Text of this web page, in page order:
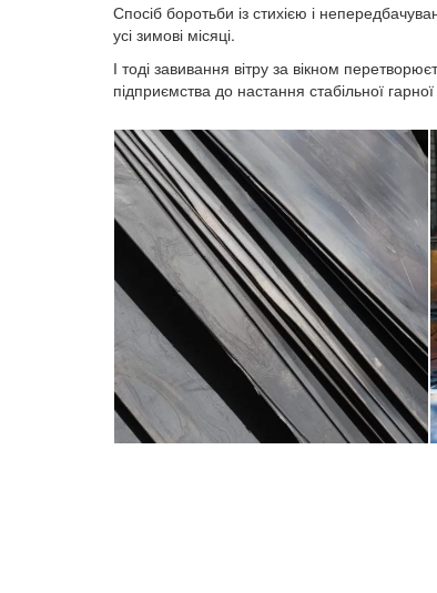
Спосіб боротьби із стихією і
усі зимові місяці.
І тоді завивання вітру за вікном
підприємства до настання стабільної
Увеличить